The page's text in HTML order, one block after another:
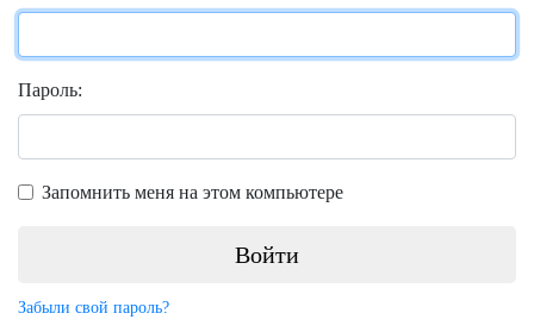
Пароль:
Запомнить меня на этом компьютере
Забыли свой пароль?